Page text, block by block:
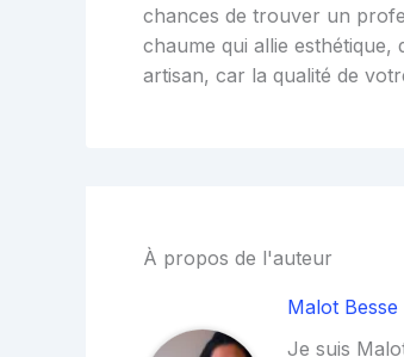
chances de trouver un
chaume qui allie
artisan, car la qualité de
À propos de l'auteur
Malot Besse
Je suis